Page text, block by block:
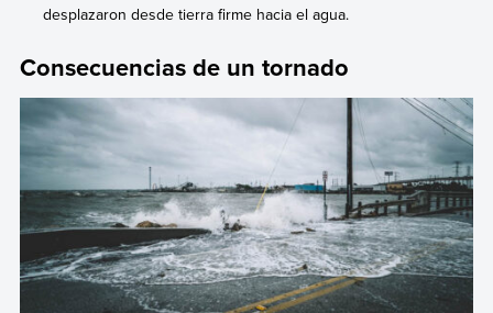
desplazaron desde tierra firme hacia el agua.
Consecuencias de un tornado